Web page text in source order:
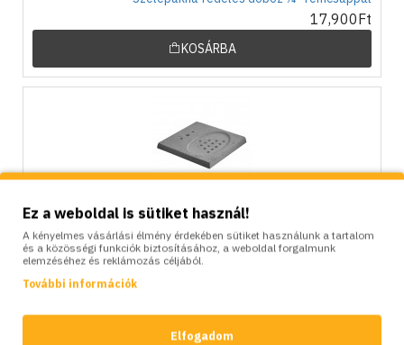
17,900Ft
KOSÁRBA
Beton talp Colortap alumínium kutak rögzítéséhez, szürke,
typ2
30,500Ft
Ez a weboldal is sütiket használ!
A kényelmes vásárlási élmény érdekében sütiket használunk a tartalom
és a közösségi funkciók biztosításához, a weboldal forgalmunk
elemzéséhez és reklámozás céljából.
További információk
Elfogadom